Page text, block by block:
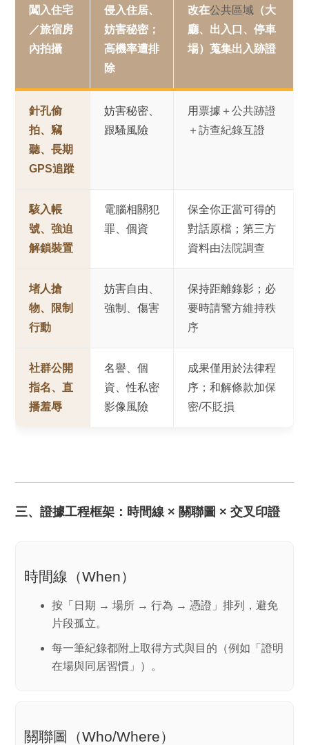
闖入住宅
／旅宿房
內拍攝
侵入住居、
妨害秘密；
高機率遭排
除
改在公共區域 （大
廳、出入口、停車
場）蒐集出入跡證
針孔偷
拍、竊
聽、長期
GPS追蹤
妨害秘密、
跟騷風險
用 票據＋公共跡證
＋訪查紀錄互證
駭入帳
號、強迫
解鎖裝置
電腦相關犯
罪、個資
保全你正當可得的
對話原檔；第三方
資料由法院調查
堵人搶
物、限制
行動
妨害自由、
強制、傷害
保持距離錄影；必
要時請警方維持秩
序
社群公開
指名、直
播羞辱
名譽、個
資、性私密
影像風險
成果僅用於法律程
序；和解條款加保
密/不貶損
三、證據工程框架：時間線 × 關聯圖 × 交叉印證
時間線（When）
按「日期 → 場所 → 行為 → 憑證」排列，避免
片段孤立。
每一筆紀錄都附上取得方式與目的（例如「證明
在場與同居習慣」）。
關聯圖（Who/Where）